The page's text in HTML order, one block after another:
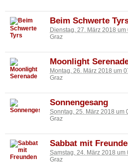
Beim Schwerte
Dienstag, 27. März 2018 um
Graz
Moonlight
Montag, 26. März 2018 um
Graz
Sonnengesang
Sonntag, 25. März 2018 um
Graz
Sabbat mit
Samstag, 24. März 2018 um
Graz